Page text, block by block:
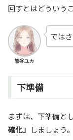
回すとはどういう
熊谷ユカ
では
下準備
まずは、下準備と
確化」 しましょう。